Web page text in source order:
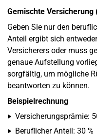
Gemischte
Geben Sie nur den
Anteil ergibt sich
Versicherers oder muss
genaue Aufstellung
sorgfältig, um mögliche
beantworten zu können.
Beispielrechnung
Versicherungsprämie:
Beruflicher Anteil: 30 %